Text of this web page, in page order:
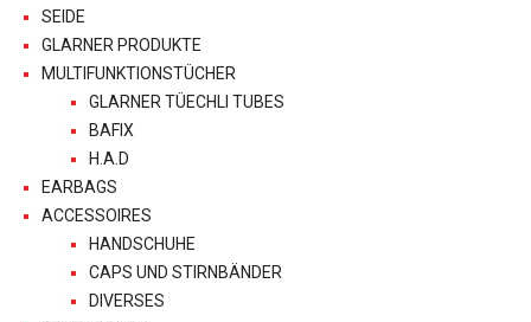
SEIDE
GLARNER PRODUKTE
MULTIFUNKTIONSTÜCHER
GLARNER TÜECHLI TUBES
BAFIX
H.A.D
EARBAGS
ACCESSOIRES
HANDSCHUHE
CAPS UND STIRNBÄNDER
DIVERSES